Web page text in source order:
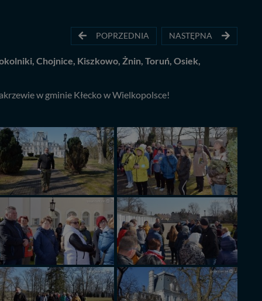
POPRZEDNIA NASTĘPNA
Chojnice, Kiszkowo, Żnin, Toruń, Osiek,
w gminie Kłecko w Wielkopolsce!